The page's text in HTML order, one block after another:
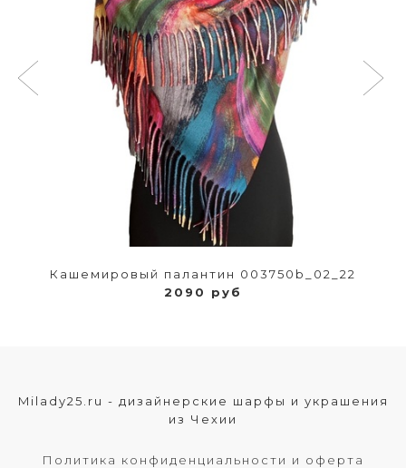
Кашемировый палантин 003750b_02_22
2090 руб
Milady25.ru - дизайнерские шарфы и украшения
из Чехии
Политика конфиденциальности и оферта